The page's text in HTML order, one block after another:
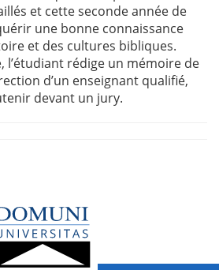
et cette seconde année de
une bonne connaissance
et des cultures bibliques.
l’étudiant rédige un mémoire de
d’un enseignant qualifié,
devant un jury.